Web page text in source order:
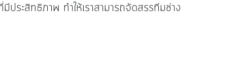
ประสิทธิภาพ ทำให้เราสามารถจัดสรรทีมช่าง